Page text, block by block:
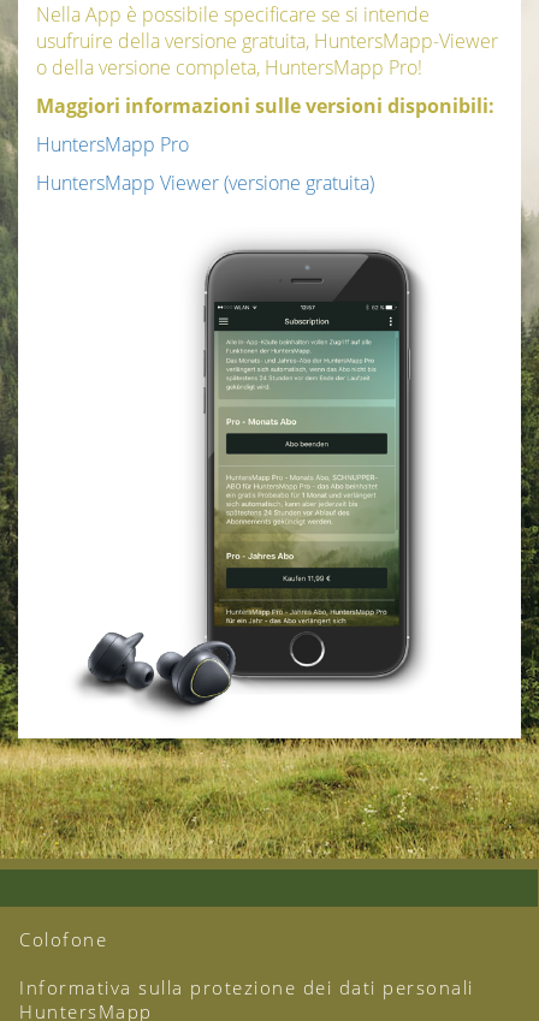
Nella App è possibile specificare se si intende
usufruire della versione gratuita, HuntersMapp-Viewer
o della versione completa, HuntersMapp Pro!
Maggiori informazioni sulle versioni disponibili:
HuntersMapp Pro
HuntersMapp Viewer (versione gratuita)
Colofone
Informativa sulla protezione dei dati personali
HuntersMapp